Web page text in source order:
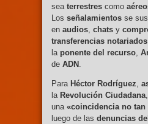
sea terrestres como
Los señalamientos se
en audios chats y
transferencias notariados
la ponente del recurso
de ADN
Para Héctor Rodríguez
la Revolución Ciudadana
una «coincidencia no tan
luego de las denuncias